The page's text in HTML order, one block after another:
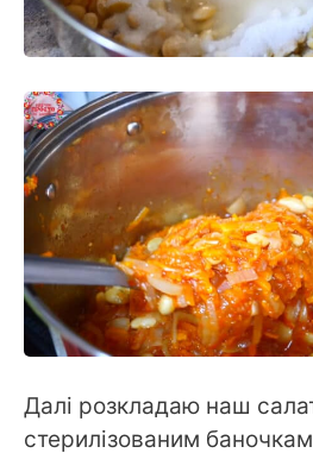
Далі розкладаю наш
стерилізованим